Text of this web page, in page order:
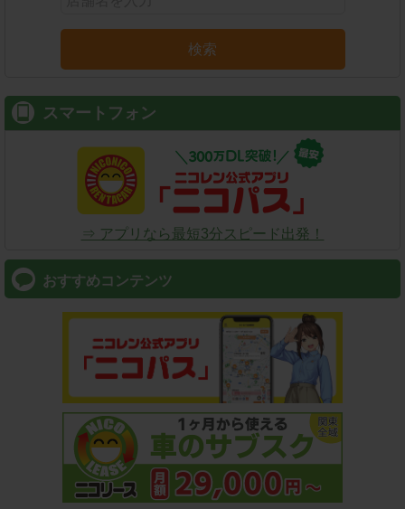
検索
スマートフォン
⇒ アプリなら最短3分スピード出発！
おすすめコンテンツ